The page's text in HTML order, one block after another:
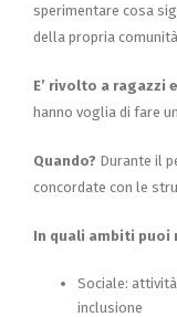
sperimentare cosa
della propria
E’ rivolto a ragazzi
hanno voglia di fare
Quando? Durante il
concordate con le
In quali ambiti puoi
Sociale:
inclusione